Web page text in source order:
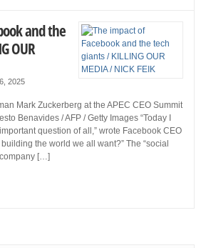
and the
OUR
2025
Mark Zuckerberg at the APEC CEO Summit
Benavides / AFP / Getty Images “Today I
question of all,” wrote Facebook CEO
the world we all want?” The “social
[…]